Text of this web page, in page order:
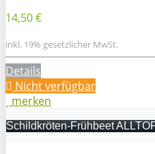
14,50 €
inkl. 19% gesetzlicher MwSt.
Details
Nicht verfügbar
merken
Schildkröten-Frühbeet